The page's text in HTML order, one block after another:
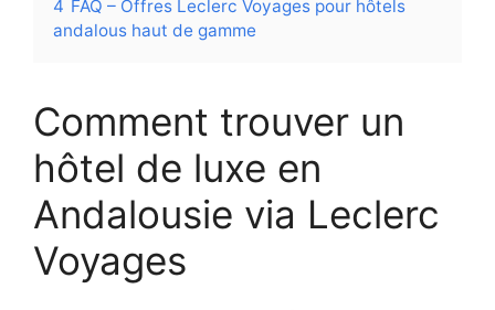
4 FAQ – Offres Leclerc Voyages pour hôtels
andalous haut de gamme
Comment trouver un
hôtel de luxe en
Andalousie via Leclerc
Voyages